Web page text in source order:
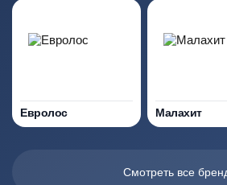
Евролос Малахит
Смотреть все